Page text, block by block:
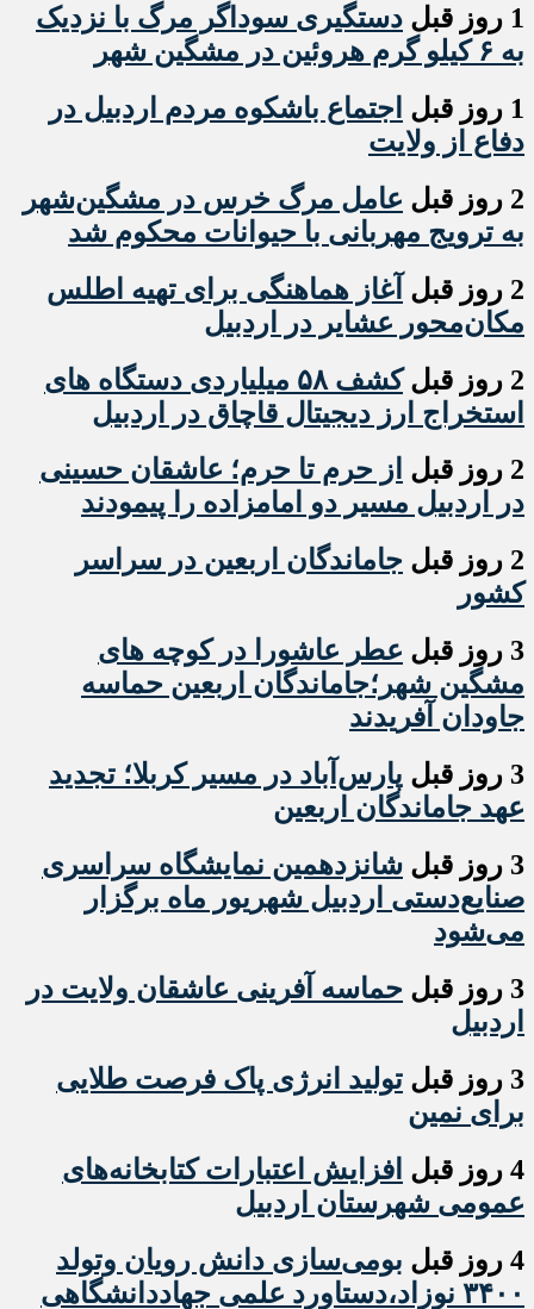
1 روز قبل
دستگیری سوداگر مرگ با نزدیک
به ۶ کیلو گرم هروئین در مشگین شهر
1 روز قبل
اجتماع باشکوه مردم اردبیل در
دفاع از ولایت
2 روز قبل
عامل مرگ خرس در مشگین‌شهر
به ترویج مهربانی با حیوانات محکوم شد
2 روز قبل
آغاز هماهنگی برای تهیه اطلس
مکان‌محور عشایر در اردبیل
2 روز قبل
کشف ۵۸ میلیاردی دستگاه های
استخراج ارز دیجیتال قاچاق در اردبیل
2 روز قبل
از حرم تا حرم؛ عاشقان حسینی
در اردبیل مسیر دو امامزاده را پیمودند
2 روز قبل
جاماندگان اربعین در سراسر
کشور
3 روز قبل
عطر عاشورا در کوچه های
مشگین شهر؛جاماندگان اربعین حماسه
جاودان آفریدند
3 روز قبل
پارس‌آباد در مسیر کربلا؛ تجدید
عهد جاماندگان اربعین
3 روز قبل
شانزدهمین نمایشگاه سراسری
صنایع‌دستی اردبیل شهریور ماه برگزار
می‌شود
3 روز قبل
حماسه آفرینی عاشقان ولایت در
اردبیل
3 روز قبل
تولید انرژی پاک فرصت طلایی
برای نمین
4 روز قبل
افزایش اعتبارات کتابخانه‌های
عمومی شهرستان اردبیل
4 روز قبل
بومی‌سازی دانش رویان وتولد
۳۴۰۰ نوزاد،دستاورد علمی جهاددانشگاهی